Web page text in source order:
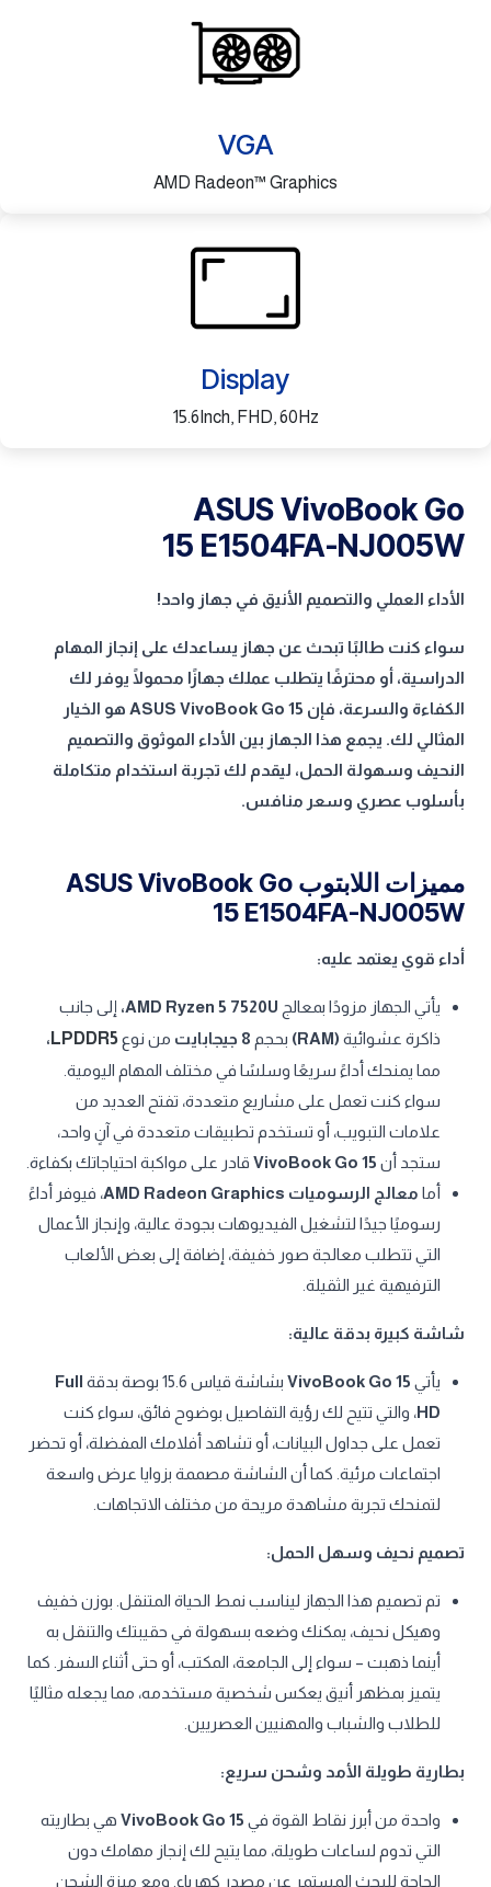
VGA
AMD Radeon™ Graphics
Display
15.6Inch, FHD, 60Hz
ASUS VivoBook Go
15 E1504FA-NJ005W
الأداء العملي والتصميم الأنيق في جهاز واحد!
سواء كنت طالبًا تبحث عن جهاز يساعدك على إنجاز المهام
الدراسية، أو محترفًا يتطلب عملك جهازًا محمولًا يوفر لك
الكفاءة والسرعة، فإن ASUS VivoBook Go 15 هو الخيار
المثالي لك. يجمع هذا الجهاز بين الأداء الموثوق والتصميم
النحيف وسهولة الحمل، ليقدم لك تجربة استخدام متكاملة
بأسلوب عصري وسعر منافس.
مميزات اللابتوب ASUS VivoBook Go
15 E1504FA-NJ005W
أداء قوي يعتمد عليه:
يأتي الجهاز مزودًا بمعالج AMD Ryzen 5 7520U، إلى جانب
ذاكرة عشوائية (RAM) بحجم من نوعLPDDR5 ،
مما يمنحك أداءً سريعًا وسلسًا في مختلف المهام اليومية.
سواء كنت تعمل على مشاريع متعددة، تفتح العديد من
علامات التبويب، أو تستخدم تطبيقات متعددة في آنٍ واحد،
ستجد أن
قادر على مواكبة احتياجاتك بكفاءة.
أما معالج الرسوميات AMD Radeon Graphics
، فيوفر أداءً
رسوميًا جيدًا لتشغيل الفيديوهات بجودة عالية، وإنجاز الأعمال
التي تتطلب معالجة صور خفيفة، إضافة إلى بعض الألعاب
الترفيهية غير الثقيلة.
شاشة كبيرة بدقة عالية:
يأتي VivoBook Go 15 بشاشة قياس 15.6 بوصة بدقة
Full
HD، والتي تتيح لك رؤية التفاصيل بوضوح فائق، سواء كنت
تعمل على جداول البيانات، أو تشاهد أفلامك المفضلة، أو تحضر
اجتماعات مرئية. كما أن الشاشة مصممة بزوايا عرض واسعة
لتمنحك تجربة مشاهدة مريحة من مختلف الاتجاهات.
تصميم نحيف وسهل الحمل:
تم تصميم هذا الجهاز ليناسب نمط الحياة المتنقل. بوزن خفيف
وهيكل نحيف، يمكنك وضعه بسهولة في حقيبتك والتنقل به
أينما ذهبت – سواء إلى الجامعة، المكتب، أو حتى أثناء السفر. كما
يتميز بمظهر أنيق يعكس شخصية مستخدمه، مما يجعله مثاليًا
للطلاب والشباب والمهنيين العصريين.
بطارية طويلة الأمد وشحن سريع:
واحدة من أبرز نقاط القوة في VivoBook Go 15 هي بطاريته
التي تدوم لساعات طويلة، مما يتيح لك إنجاز مهامك دون
الحاجة للبحث المستمر عن مصدر كهرباء. ومع ميزة الشحن